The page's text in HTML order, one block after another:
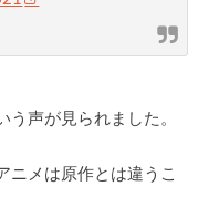
う声が見られました。
ニメは原作とは違うこ